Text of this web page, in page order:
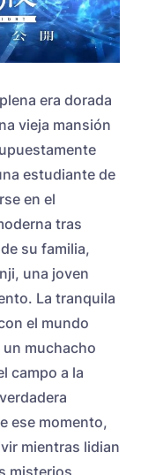
era dorada
vieja mansión
estudiante de
en el
tras
su familia,
una joven
La tranquila
el mundo
muchacho
campo a la
ese momento,
mientras lidian